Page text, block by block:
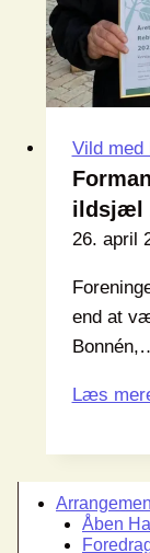
Vild med
ildsjæl
26. april
end at
Læs
Åben